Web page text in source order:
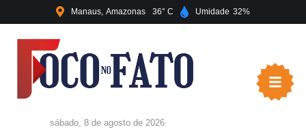
Manaus Amazonas 36 Umidade 32
sábado, 8 de agosto de 2026